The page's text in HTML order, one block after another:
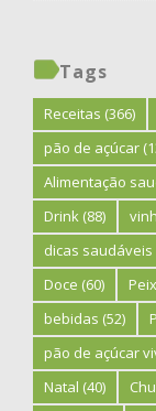
Tags
Receitas (366)
pão de açúcar
Alimentação
Drink (88)
dicas saudáveis
Doce (60)
bebidas (52)
pão de açúcar
Natal (40)